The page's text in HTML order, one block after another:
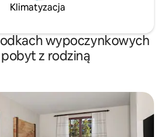
Klimatyzacja
wypoczynkowych
z rodziną